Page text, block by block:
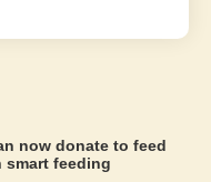
now donate to feed
feeding